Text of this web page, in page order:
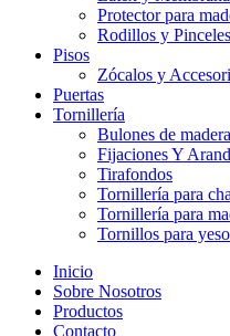
Protector para
Rodillos y Pinceles
Pisos
Zócalos y
Puertas
Tornillería
Bulones de madera
Fijaciones Y
Tirafondos
Tornillería para
Tornillería para
Tornillos para
Inicio
Sobre Nosotros
Productos
Contacto